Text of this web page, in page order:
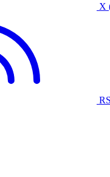
X